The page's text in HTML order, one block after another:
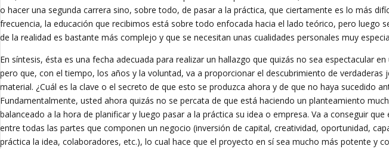
o hacer una segunda carrera sino, sobre todo, de pasar a la práctica, que ciertamente es lo más
frecuencia, la educación que recibimos está sobre todo enfocada hacia el lado teórico, pero luego
de la realidad es bastante más complejo y que se necesitan unas cualidades personales muy
En síntesis, ésta es una fecha adecuada para realizar un hallazgo que quizás no sea espectacular
pero que, con el tiempo, los años y la voluntad, va a proporcionar el descubrimiento de verdaderas
material. ¿Cuál es la clave o el secreto de que esto se produzca ahora y de que no haya sucedido
Fundamentalmente, usted ahora quizás no se percata de que está haciendo un planteamiento
balanceado a la hora de planificar y luego pasar a la práctica su idea o empresa. Va a conseguir que
entre todas las partes que componen un negocio (inversión de capital, creatividad, oportunidad,
práctica la idea, colaboradores, etc.), lo cual hace que el proyecto en sí sea mucho más potente y